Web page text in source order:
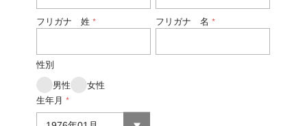
フリガナ 姓 * フリガナ 名 *
性別
男性
女性
生年月 *